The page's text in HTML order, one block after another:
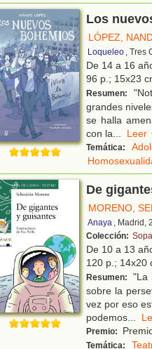
Los
LÓPEZ,
Loqueleo , Tres
De 14 a 16
96 p.; 15x23
Resumen:
grandes
se halla
con la
Temática:
De
MORENO,
Anaya
, Madrid,
Colección:
De 10 a 13
120 p.; 14x20
Resumen:
"La
sobre la
vez por eso
podemos
Premio:
Temática: